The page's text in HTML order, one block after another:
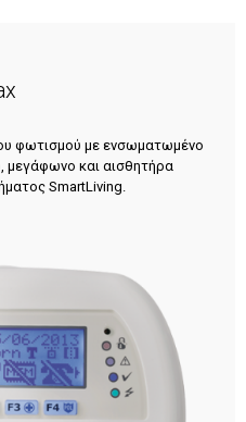
φωτισμού με ενσωματωμένο
και αισθητήρα
SmartLiving.